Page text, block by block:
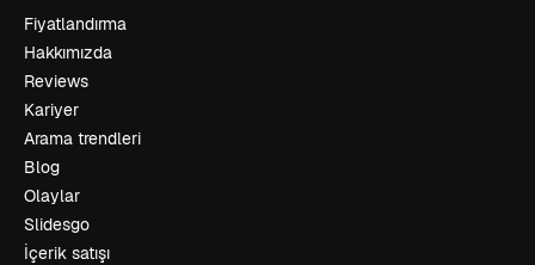
Fiyatlandırma
Hakkımızda
Reviews
Kariyer
Arama trendleri
Blog
Olaylar
Slidesgo
İçerik satışı